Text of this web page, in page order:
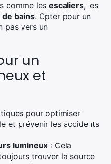
comme les escaliers, les
de bains. Opter pour un
pas vers un
un
et
pour optimiser
et prévenir les accidents
lumineux : Cela
trouver la source